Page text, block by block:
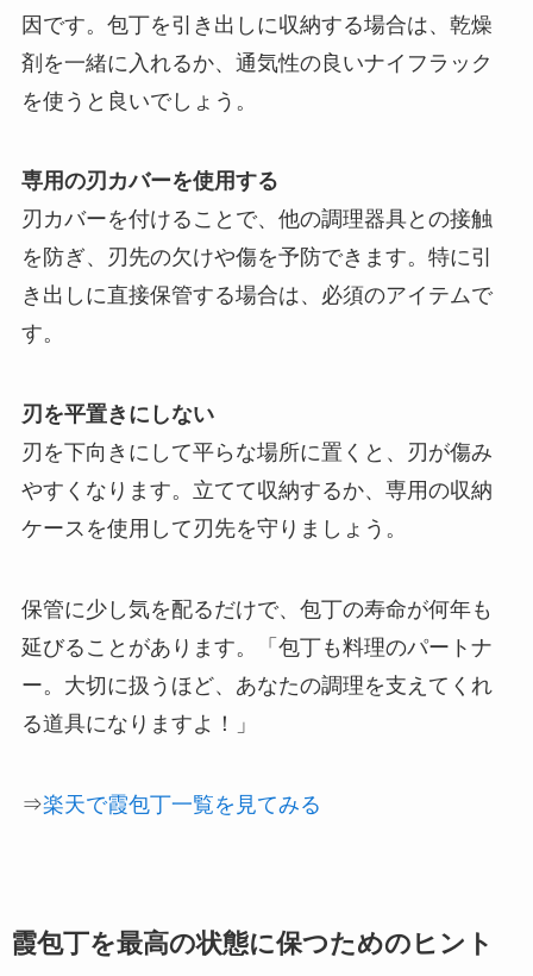
因です。包丁を引き出しに収納する場合は、乾燥
剤を一緒に入れるか、通気性の良いナイフラック
を使うと良いでしょう。
専用の刃カバーを使用する
刃カバーを付けることで、他の調理器具との接触
を防ぎ、刃先の欠けや傷を予防できます。特に引
き出しに直接保管する場合は、必須のアイテムで
す。
刃を平置きにしない
刃を下向きにして平らな場所に置くと、刃が傷み
やすくなります。立てて収納するか、専用の収納
ケースを使用して刃先を守りましょう。
保管に少し気を配るだけで、包丁の寿命が何年も
延びることがあります。「包丁も料理のパートナ
ー。大切に扱うほど、あなたの調理を支えてくれ
る道具になりますよ！」
⇒楽天で霞包丁一覧を見てみる
霞包丁を最高の状態に保つためのヒント